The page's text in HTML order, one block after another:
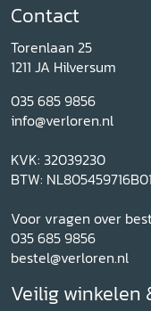
Contact
Torenlaan 25
1211 JA Hilversum
035 685 9856
info@verloren.nl
KVK: 32039230
BTW: NL805459716B01
Voor vragen over
035 685 9856
bestel@verloren.nl
Veilig winkelen